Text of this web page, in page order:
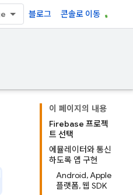
블로그 콘솔로 이동
이 페이지의 내용
Firebase 프로젝
트 선택
에뮬레이터와 통신
하도록 앱 구현
Android, Apple
플랫폼, 웹 SDK